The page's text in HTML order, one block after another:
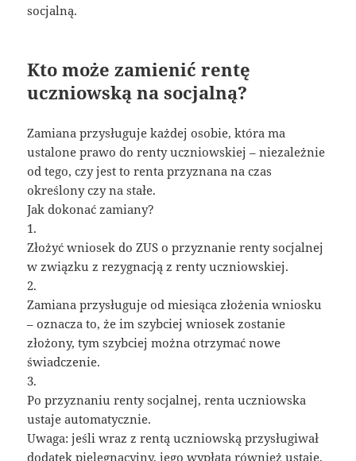
socjalną.
Kto może zamienić rentę
uczniowską na socjalną?
Zamiana przysługuje każdej osobie, która ma
ustalone prawo do renty uczniowskiej – niezależnie
od tego, czy jest to renta przyznana na czas
określony czy na stałe.
Jak dokonać zamiany?
1.
Złożyć wniosek do ZUS o przyznanie renty socjalnej
w związku z rezygnacją z renty uczniowskiej.
2.
Zamiana przysługuje od miesiąca złożenia wniosku
– oznacza to, że im szybciej wniosek zostanie
złożony, tym szybciej można otrzymać nowe
świadczenie.
3.
Po przyznaniu renty socjalnej, renta uczniowska
ustaje automatycznie.
Uwaga: jeśli wraz z rentą uczniowską przysługiwał
dodatek pielęgnacyjny, jego wypłata również ustaje.